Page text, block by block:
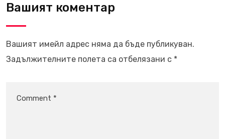
Вашият коментар
Вашият имейл адрес няма да бъде публикуван.
Задължителните полета са отбелязани с *